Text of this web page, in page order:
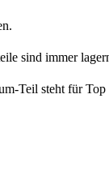
sind immer
Teil steht für